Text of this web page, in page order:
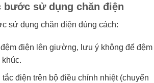
bước sử dụng chăn điện
sử dụng chăn điện đúng cách:
điện lên giường, lưu ý không để đệm
điện trên bộ điều chỉnh nhiệt (chuyển